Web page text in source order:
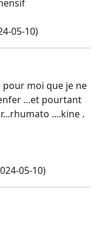
05-10)
pour moi que je ne
...et pourtant
....kine .
05-10)